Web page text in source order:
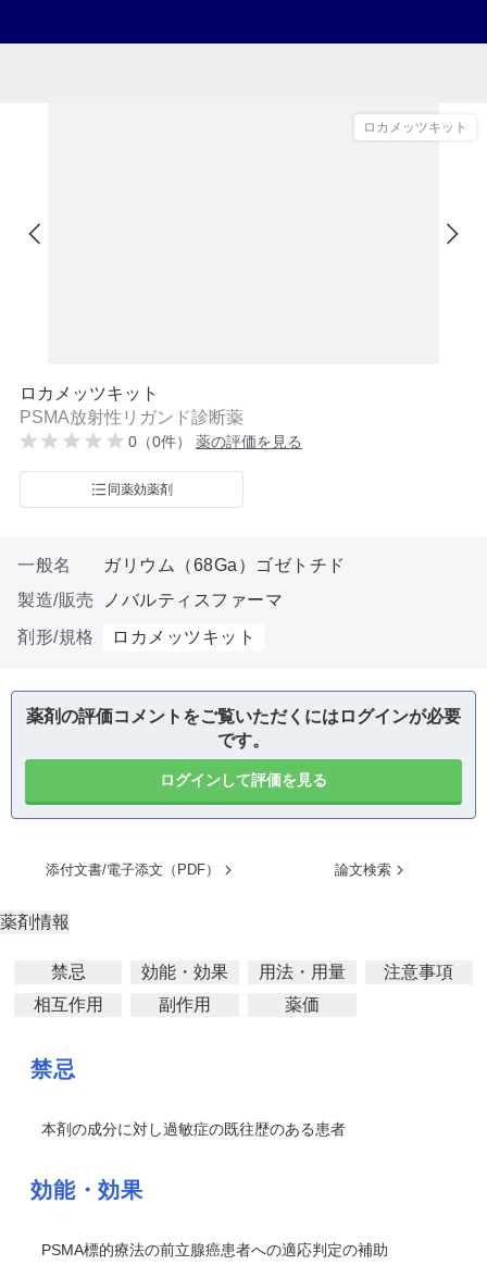
ロカメッツキット
ロカメッツキット
PSMA放射性リガンド診断薬
0（0件） 薬の評価を見る
同薬効薬剤
一般名
ガリウム（68Ga）ゴゼトチド
製造/販売
ノバルティスファーマ
剤形/規格
ロカメッツキット
薬剤の評価コメントをご覧いただくにはログインが必要
です。
ログインして評価を見る
添付文書/電子添文（PDF） 論文検索
薬剤情報
禁忌 効能・効果 用法・用量
注意事項
相互作用
副作用 薬価
禁忌
本剤の成分に対し過敏症の既往歴のある患者
効能・効果
PSMA標的療法の前立腺癌患者への適応判定の補助